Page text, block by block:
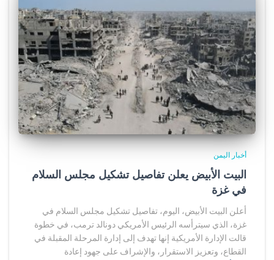
أخبار اليمن
البيت الأبيض يعلن تفاصيل تشكيل مجلس السلام
في غزة
أعلن البيت الأبيض، اليوم، تفاصيل تشكيل مجلس السلام في
غزة، الذي سيترأسه الرئيس الأمريكي دونالد ترمب، في خطوة
قالت الإدارة الأمريكية إنها تهدف إلى إدارة المرحلة المقبلة في
القطاع، وتعزيز الاستقرار، والإشراف على جهود إعادة